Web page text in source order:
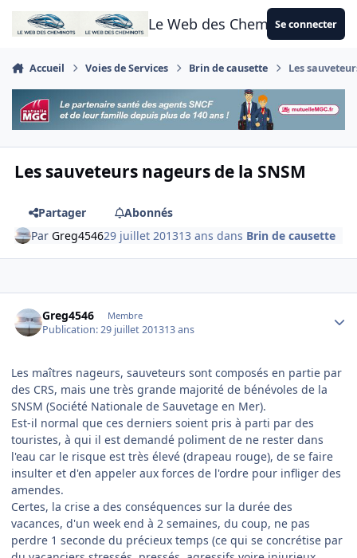
Aller au contenu
Le Web des CheminotsSe connecter
Accueil Voies de Services Brin de causette Les
Les sauveteurs nageurs de la SNSM
Partager
Abonnés
ParGreg454629 juillet 201313 ans dans Brin de causette
Greg4546 Membre
Publication:29 juillet 201313 ans
Les maîtres nageurs, sauveteurs sont composés en partie par
des CRS, mais une très grande majorité de bénévoles de la
SNSM (Société Nationale de Sauvetage en Mer).
Est-il normal que ces derniers soient pris à parti par des
touristes, à qui il est demandé poliment de ne rester dans
l'eau car le risque est très élevé (drapeau rouge), de se faire
insulter et d'en appeler aux forces de l'ordre pour infliger des
amendes.
Certes, la crise a des conséquences sur la durée des
vacances, d'un week end à 2 semaines, du coup, ne pas
perdre 1 seconde du précieux temps (ce qui se concrétise par